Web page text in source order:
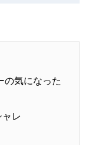
の気になった
レ